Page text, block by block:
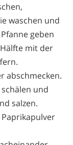
waschen und
geben
mit der
abschmecken.
und
salzen.